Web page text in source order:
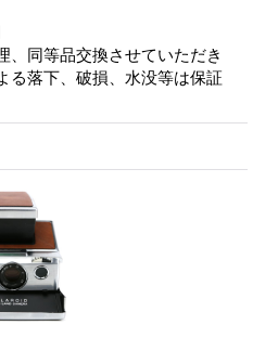
同等品交換させていただき
る落下、破損、水没等は保証